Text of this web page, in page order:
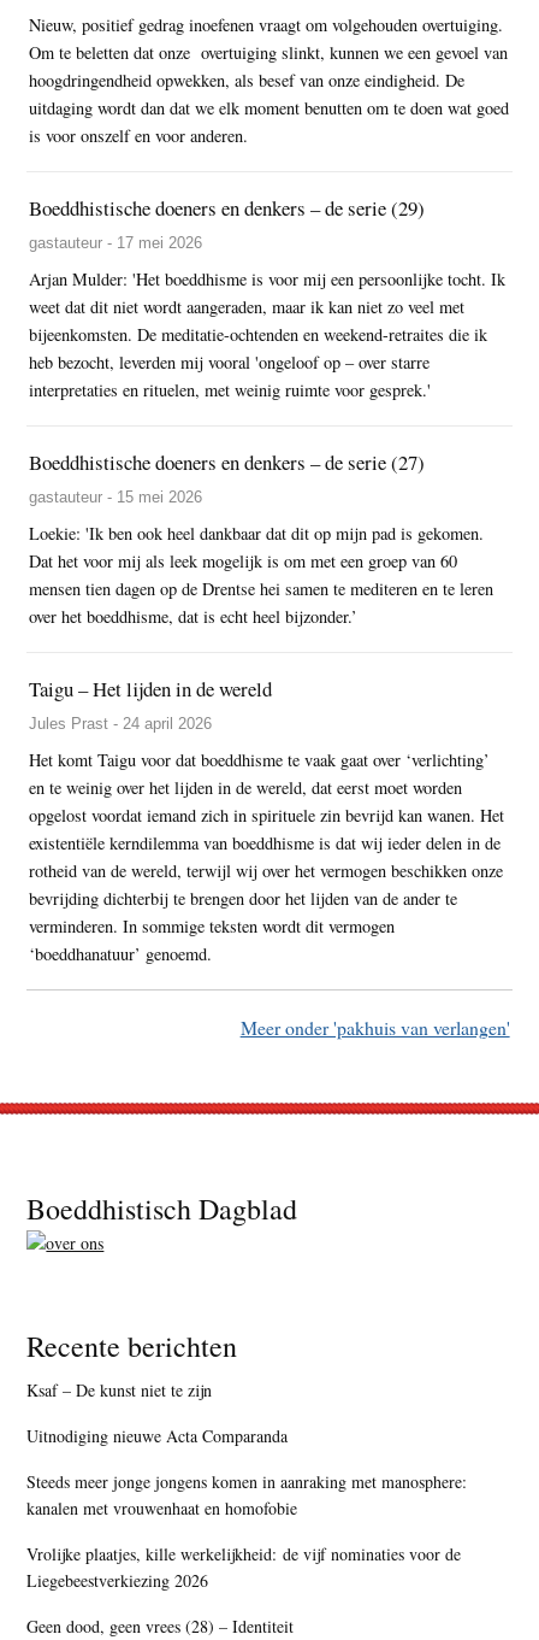
Nieuw, positief gedrag inoefenen vraagt om volgehouden overtuiging.
Om te beletten dat onze overtuiging slinkt, kunnen we een gevoel van
hoogdringendheid opwekken, als besef van onze eindigheid. De
uitdaging wordt dan dat we elk moment benutten om te doen wat goed
is voor onszelf en voor anderen.
Boeddhistische doeners en denkers – de serie (29)
gastauteur - 17 mei 2026
Arjan Mulder: 'Het boeddhisme is voor mij een persoonlijke tocht. Ik
weet dat dit niet wordt aangeraden, maar ik kan niet zo veel met
bijeenkomsten. De meditatie-ochtenden en weekend-retraites die ik
heb bezocht, leverden mij vooral 'ongeloof op – over starre
interpretaties en rituelen, met weinig ruimte voor gesprek.'
Boeddhistische doeners en denkers – de serie (27)
gastauteur - 15 mei 2026
Loekie: 'Ik ben ook heel dankbaar dat dit op mijn pad is gekomen.
Dat het voor mij als leek mogelijk is om met een groep van 60
mensen tien dagen op de Drentse hei samen te mediteren en te leren
over het boeddhisme, dat is echt heel bijzonder.’
Taigu – Het lijden in de wereld
Jules Prast - 24 april 2026
Het komt Taigu voor dat boeddhisme te vaak gaat over ‘verlichting’
en te weinig over het lijden in de wereld, dat eerst moet worden
opgelost voordat iemand zich in spirituele zin bevrijd kan wanen. Het
existentiële kerndilemma van boeddhisme is dat wij ieder delen in de
rotheid van de wereld, terwijl wij over het vermogen beschikken onze
bevrijding dichterbij te brengen door het lijden van de ander te
verminderen. In sommige teksten wordt dit vermogen
‘boeddhanatuur’ genoemd.
Meer onder 'pakhuis van verlangen'
Footer
Boeddhistisch Dagblad
Recente berichten
Ksaf – De kunst niet te zijn
Uitnodiging nieuwe Acta Comparanda
Steeds meer jonge jongens komen in aanraking met manosphere:
kanalen met vrouwenhaat en homofobie
Vrolijke plaatjes, kille werkelijkheid: de vijf nominaties voor de
Liegebeestverkiezing 2026
Geen dood, geen vrees (28) – Identiteit